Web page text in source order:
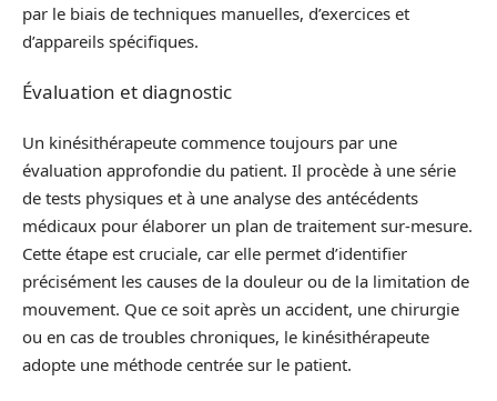
par le biais de techniques manuelles, d’exercices et
d’appareils spécifiques.
Évaluation et diagnostic
Un kinésithérapeute commence toujours par une
évaluation approfondie du patient. Il procède à une série
de tests physiques et à une analyse des antécédents
médicaux pour élaborer un plan de traitement sur-mesure.
Cette étape est cruciale, car elle permet d’identifier
précisément les causes de la douleur ou de la limitation de
mouvement. Que ce soit après un accident, une chirurgie
ou en cas de troubles chroniques, le kinésithérapeute
adopte une méthode centrée sur le patient.